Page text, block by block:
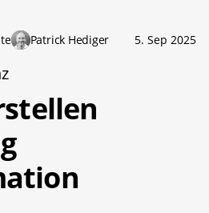
Patrick Hediger 5. Sep 2025